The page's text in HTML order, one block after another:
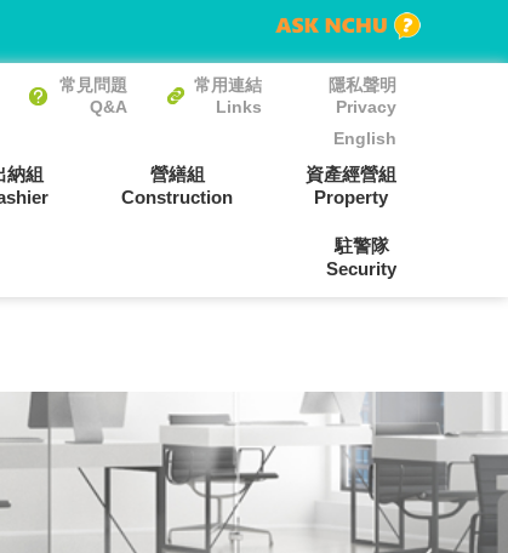
常見問題
Q&A
常用連結
Links
隱私聲明
Privacy
English
納組
營繕組
Construction
資產經營組
Property
駐警隊
Security